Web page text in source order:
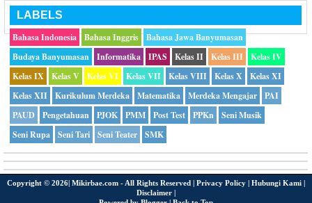
LABELS
Bahasa Indonesia
Bahasa Inggris
Bahasa Jawa Banyumasan
Budaya Banyumasan
Informatika IPAS Kelas II Kelas III
Kelas IV
Kelas IX
Kelas V Kelas VI Kelas VII Kelas VIII Kelas X
Kelas XI
Kelas XII
Kurikulum Merdeka Matematika Merdeka Mengajar
PAI
PAUD
Pengetahuan PJOK PMM Post Test PPKn
Seni Musik
Seni Rupa
Seni Tari Seni Teater SMK
Copyright © 2026| Mikirbae.com - All Rights Reserved | Privacy Policy | Hubungi Kami |
Disclaimer |